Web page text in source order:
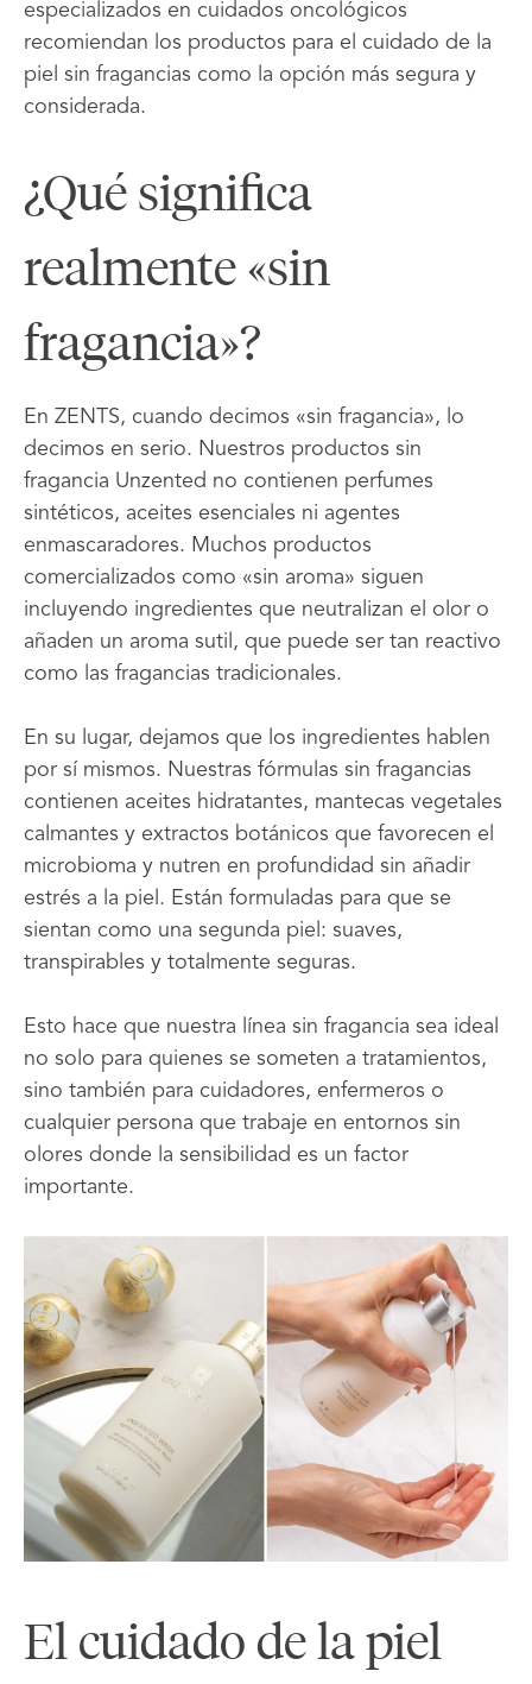
especializados en cuidados oncológicos
recomiendan los productos para el cuidado de la
piel sin fragancias como la opción más segura y
considerada.
¿Qué significa
realmente «sin
fragancia»?
En ZENTS, cuando decimos «sin fragancia», lo
decimos en serio. Nuestros productos sin
fragancia Unzented no contienen perfumes
sintéticos, aceites esenciales ni agentes
enmascaradores. Muchos productos
comercializados como «sin aroma» siguen
incluyendo ingredientes que neutralizan el olor o
añaden un aroma sutil, que puede ser tan reactivo
como las fragancias tradicionales.
En su lugar, dejamos que los ingredientes hablen
por sí mismos. Nuestras fórmulas sin fragancias
contienen aceites hidratantes, mantecas vegetales
calmantes y extractos botánicos que favorecen el
microbioma y nutren en profundidad sin añadir
estrés a la piel. Están formuladas para que se
sientan como una segunda piel: suaves,
transpirables y totalmente seguras.
Esto hace que nuestra línea sin fragancia sea ideal
no solo para quienes se someten a tratamientos,
sino también para cuidadores, enfermeros o
cualquier persona que trabaje en entornos sin
olores donde la sensibilidad es un factor
importante.
El cuidado de la piel